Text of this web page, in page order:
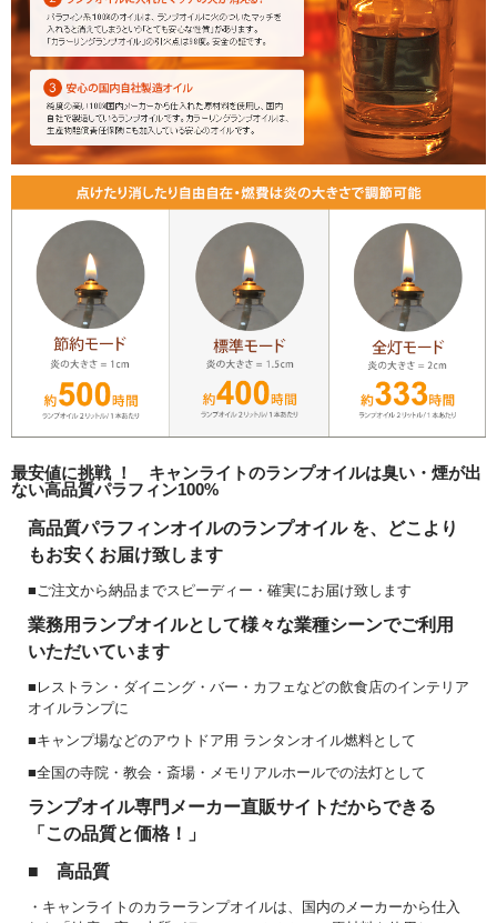
最安値に挑戦 ！ キャンライトのランプオイルは臭い・煙が出
ない高品質パラフィン100%
高品質パラフィンオイルのランプオイル を、どこより
もお安くお届け致します
■ご注文から納品までスピーディー・確実にお届け致します
業務用ランプオイルとして様々な業種シーンでご利用
いただいています
■レストラン・ダイニング・バー・カフェなどの飲食店のインテリア
オイルランプに
■キャンプ場などのアウトドア用 ランタンオイル燃料として
■全国の寺院・教会・斎場・メモリアルホールでの法灯として
ランプオイル専門メーカー直販サイトだからできる
「この品質と価格！」
■ 高品質
・キャンライトのカラーランプオイルは、国内のメーカーから仕入